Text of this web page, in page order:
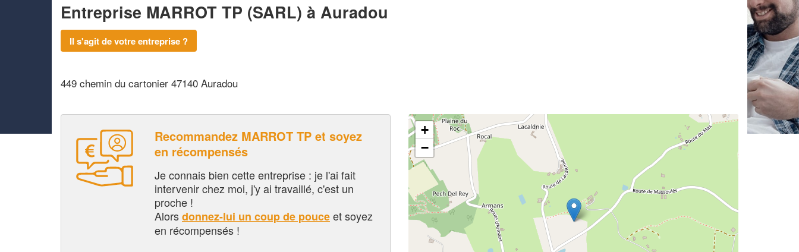
Entreprise MARROT TP (SARL) à Auradou
Il s'agit de votre entreprise ?
449 chemin du cartonier 47140 Auradou
Recommandez MARROT TP et soyez
en récompensés
Je connais bien cette entreprise : je l'ai fait
intervenir chez moi, j'y ai travaillé, c'est un
proche !
Alorsdonnez-lui un coup de pouceet soyez
en récompensés !
+
−